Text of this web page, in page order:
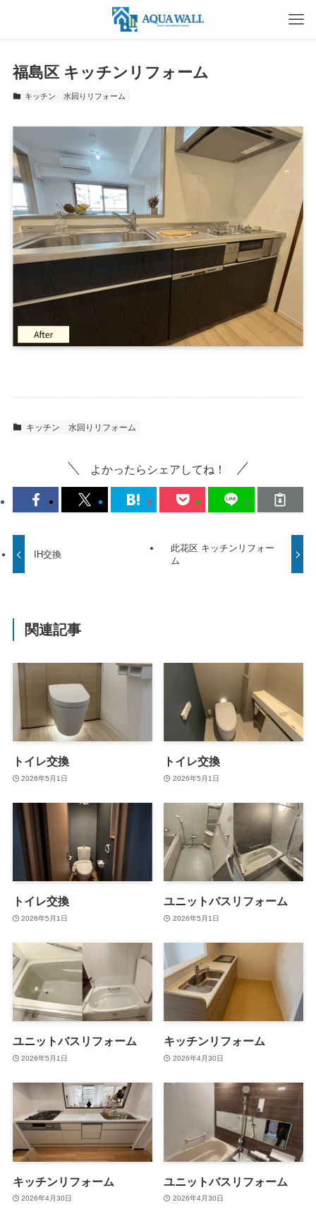
福島区 キッチンリフォーム
キッチン 水回りリフォーム
キッチン 水回りリフォーム
よかったらシェアしてね！
IH交換
此花区 キッチンリフォー
ム
関連記事
トイレ交換
2026年5月1日
トイレ交換
2026年5月1日
トイレ交換
2026年5月1日
ユニットバスリフォーム
2026年5月1日
ユニットバスリフォーム
2026年5月1日
キッチンリフォーム
2026年4月30日
キッチンリフォーム
2026年4月30日
ユニットバスリフォーム
2026年4月30日